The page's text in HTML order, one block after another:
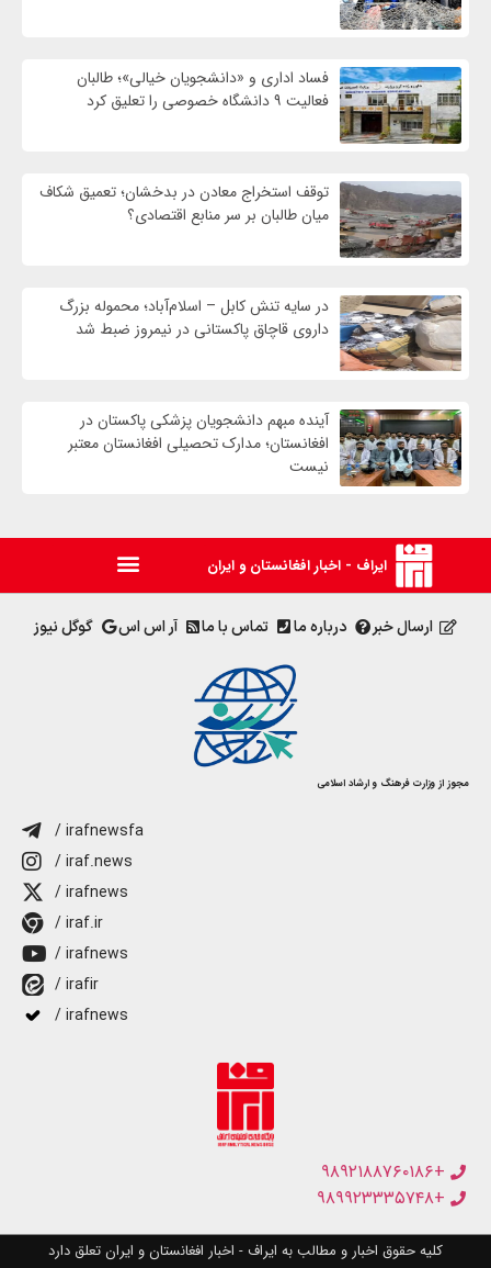
فساد اداری و «دانشجویان خیالی»؛ طالبان
فعالیت ۹ دانشگاه خصوصی را تعلیق کرد
توقف استخراج معادن در بدخشان؛ تعمیق شکاف
میان طالبان بر سر منابع اقتصادی؟
در سایه تنش کابل – اسلام‌آباد؛ محموله بزرگ
داروی قاچاق پاکستانی در نیمروز ضبط شد
آینده مبهم دانشجویان پزشکی پاکستان در
افغانستان؛ مدارک تحصیلی افغانستان معتبر
نیست
ایراف - اخبار افغانستان و ایران
ارسال خبر درباره ما تماس با ما آر اس اس گوگل نیوز
مجوز از وزارت فرهنگ و ارشاد اسلامی
/ irafnewsfa
/ iraf.news
/ irafnews
/ iraf.ir
/ irafnews
/ irafir
/ irafnews
+۹۸۹۲۱۸۸۷۶۰۱۸۶
+۹۸۹۹۲۳۳۳۵۷۴۸
کلیه حقوق اخبار و مطالب به ایراف - اخبار افغانستان و ایران تعلق دارد